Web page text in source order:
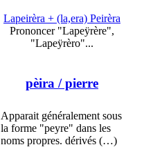
Lapeirèra + (la,era) Peirèra
Prononcer "Lapeÿrère",
"Lapeÿrèro"...
pèira / pierre
Apparait généralement sous
la forme "peyre" dans les
noms propres. dérivés (…)